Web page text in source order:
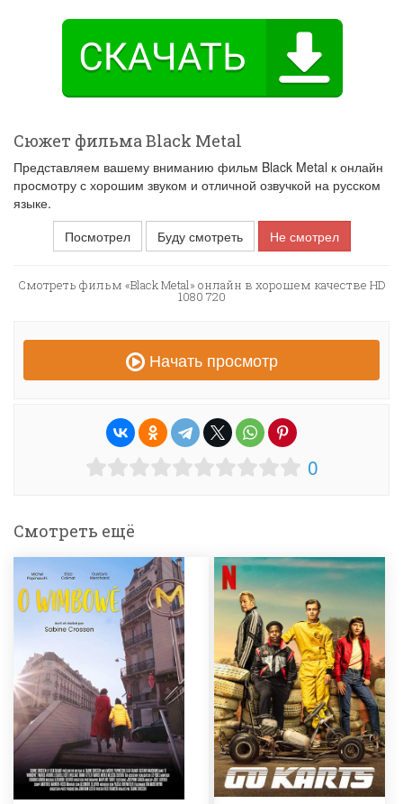
Сюжет фильма Black Metal
Представляем вашему вниманию фильм Black Metal к онлайн
просмотру с хорошим звуком и отличной озвучкой на русском
языке.
Посмотрел
Буду смотреть Не смотрел
Смотреть фильм «Black Metal» онлайн в хорошем качестве HD
1080 720
Начать просмотр
0
Смотреть ещё